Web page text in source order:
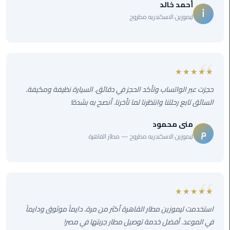
ليموزين
الجيزة
الاعمال
ليموزين
حدائق
ليموزين
ليموزين
أ
أحمد خالد
ليموزين الاسكندريه مطروح
★★★★★
حجزت عبر الواتساب وتأكد الحجز في دقائق. السيارة نظيفة ومكيفة.
السائق تابع رحلتنا وانتظرنا لما تأخرنا. أنصح به بشدة!
م
منى محمود
ليموزين الاسكندريه مطروح — مطار القاهرة
★★★★★
استخدمت ليموزين مطار القاهرة أكثر من مرة. دايماً موثوق ودايماً
في الموعد. أفضل خدمة توصيل مطار جربتها في مصر!